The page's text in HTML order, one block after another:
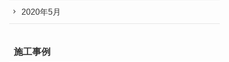
2020年5月
施工事例